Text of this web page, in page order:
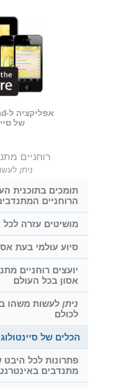
של
רוחניים
ניתן
תומכים בתוכנית
הרוחניים
מושיטים עזרה
סיוע עולמי בעת
יועצים רוחניים
אסון בכל העולם
ניתןלעשות משהו
לכולם
הכלים של
פתרונות לכל היבט
מתנדבים